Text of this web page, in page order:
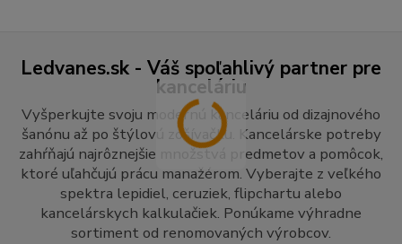
Ledvanes.sk - Váš spoľahlivý partner pre
kanceláriu
Vyšperkujte svoju modernú kanceláriu od dizajnového
šanónu až po štýlovú zošívačku. Kancelárske potreby
zahŕňajú najrôznejšie množstvá predmetov a pomôcok,
ktoré uľahčujú prácu manažérom. Vyberajte z veľkého
spektra lepidiel, ceruziek, flipchartu alebo
kancelárskych kalkulačiek. Ponúkame výhradne
sortiment od renomovaných výrobcov.